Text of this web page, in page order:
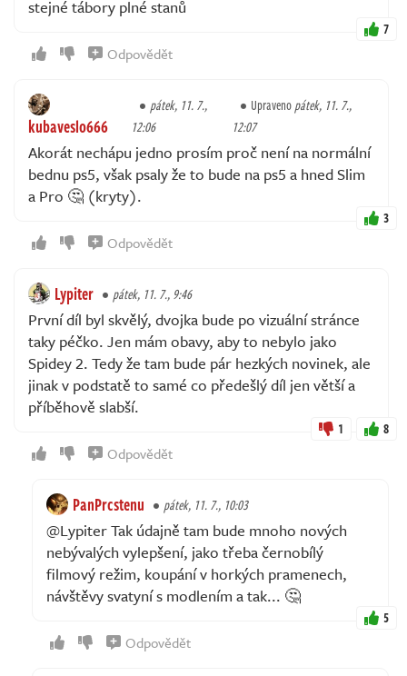
stejné tábory plné stanů
7
Odpovědět
kubaveslo666
pátek, 11. 7.,
12:06
Upravenopátek, 11. 7.,
12:07
Akorát nechápu jedno prosím proč není na normální
bednu ps5, však psaly že to bude na ps5 a hned Slim
a Pro 🤔 (kryty).
3
Odpovědět
Lypiter pátek, 11. 7., 9:46
První díl byl skvělý, dvojka bude po vizuální stránce
taky péčko. Jen mám obavy, aby to nebylo jako
Spidey 2. Tedy že tam bude pár hezkých novinek, ale
jinak v podstatě to samé co předešlý díl jen větší a
příběhově slabší.
1 8
Odpovědět
PanPrcstenu pátek, 11. 7., 10:03
@Lypiter Tak údajně tam bude mnoho nových
nebývalých vylepšení, jako třeba černobílý
filmový režim, koupání v horkých pramenech,
návštěvy svatyní s modlením a tak... 🤔
5
Odpovědět